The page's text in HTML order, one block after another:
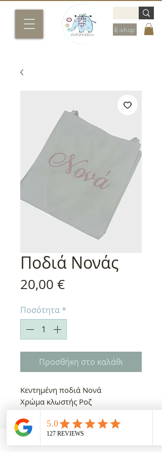
E-shop
Ποδιά Νονάς
20,00 €Τιμή
Ποσότητα*
Προσθήκη στο καλάθι
Κεντημένη ποδιά Νονά
Χρώμα κλωστής Ροζ
Χρόνος παράδοσης 5-10
εργάσιμες